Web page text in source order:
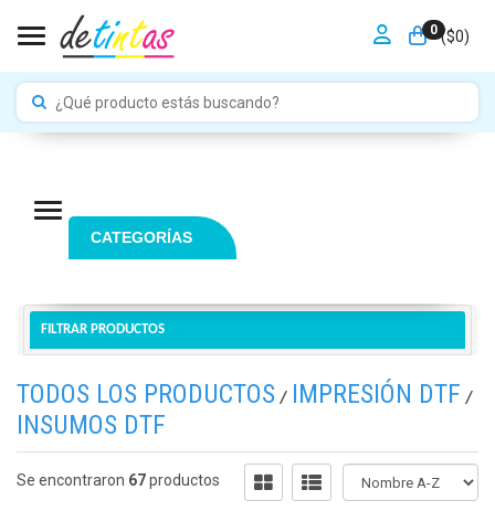
0 ($0)
Toggle navigation
Navigation ein-/ausblenden
CATEGORÍAS
FILTRAR PRODUCTOS
TODOS LOS PRODUCTOS / IMPRESIÓN DTF /
INSUMOS DTF
Se encontraron 67productos